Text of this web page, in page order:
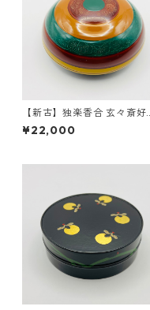
【新古】独楽香合 玄々斎好
写 辻秀甫 共箱入
¥22,000